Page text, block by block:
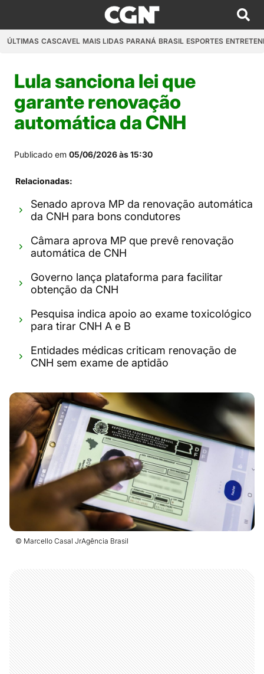
ÚLTIMAS CASCAVEL MAIS LIDAS PARANÁ BRASIL ESPORTES
Lula sanciona lei que
garante renovação
automática da CNH
Publicado em 05/06/2026 às 15:30
Relacionadas:
Senado aprova MP da renovação automática
da CNH para bons condutores
Câmara aprova MP que prevê renovação
automática de CNH
Governo lança plataforma para facilitar
obtenção da CNH
Pesquisa indica apoio ao exame toxicológico
para tirar CNH A e B
Entidades médicas criticam renovação de
CNH sem exame de aptidão
© Marcello Casal JrAgência Brasil